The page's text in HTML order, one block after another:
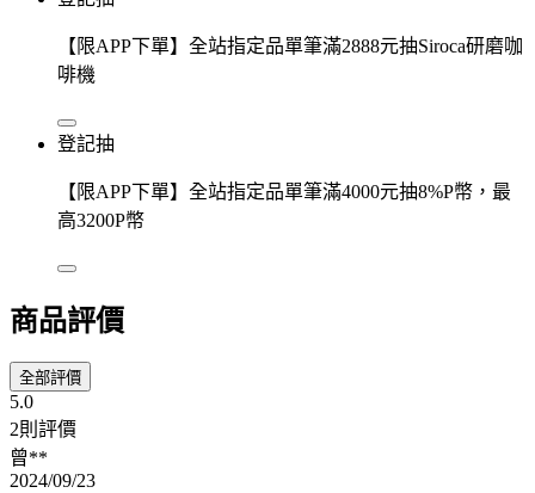
【限APP下單】全站指定品單筆滿2888元抽Siroca研磨咖
啡機
登記抽
【限APP下單】全站指定品單筆滿4000元抽8%P幣，最
高3200P幣
商品評價
全部評價
5.0
2則評價
曾**
2024/09/23